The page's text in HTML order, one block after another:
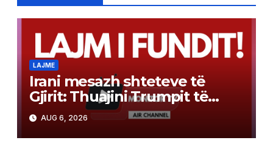
LAJME
Irani mesazh shteteve të
Gjirit: Thuajini Trumpit të
heqë dorë, ose do t’ju
godasim rëndë
AUG 6, 2026